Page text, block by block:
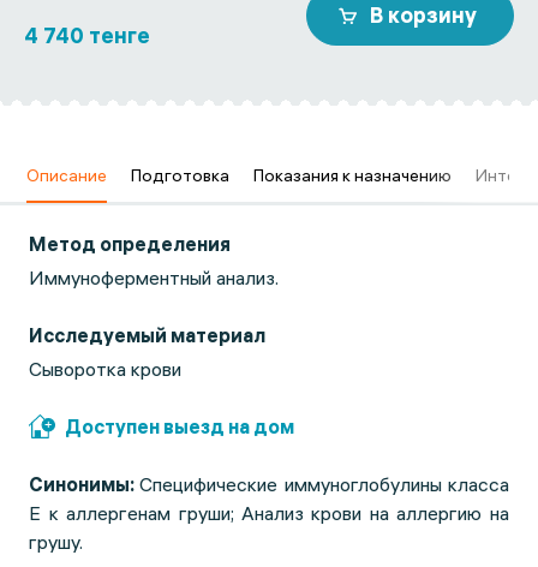
4 740 тенге
В корзину
Описание Подготовка Показания к назначению
Метод определения
Иммуноферментный анализ.
Исследуемый материал
Сыворотка крови
Доступен выезд на дом
Синонимы:Специфические иммуноглобулины класса
Е к аллергенам груши; Анализ крови на аллергию на
грушу.